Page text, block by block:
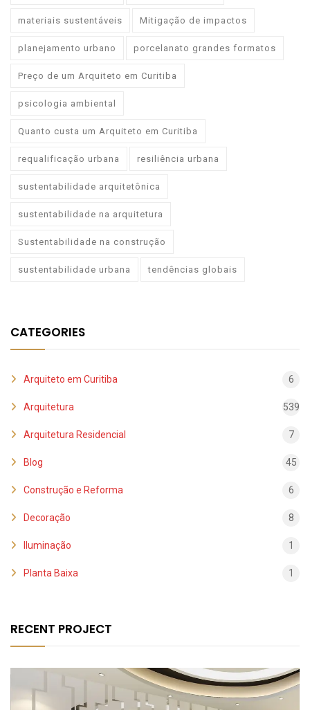
materiais sustentáveis Mitigação de impactos
planejamento urbano porcelanato grandes formatos
Preço de um Arquiteto em Curitiba
psicologia ambiental
Quanto custa um Arquiteto em Curitiba
requalificação urbana resiliência urbana
sustentabilidade arquitetônica
sustentabilidade na arquitetura
Sustentabilidade na construção
sustentabilidade urbana tendências globais
CATEGORIES
Arquiteto em Curitiba 6
Arquitetura 539
Arquitetura Residencial 7
Blog 45
Construção e Reforma 6
Decoração 8
Iluminação 1
Planta Baixa 1
RECENT PROJECT